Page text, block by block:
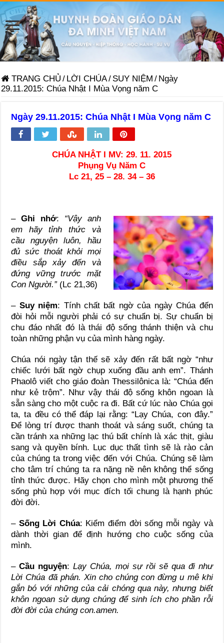
TRANG CHỦ / LỜI CHÚA/ SUY NIỆM / Ngày
29.11.2015: Chúa Nhật I Mùa Vọng năm C
Ngày 29.11.2015: Chúa Nhật I Mùa Vọng năm C
CHÚA NHẬT I MV: 29. 11. 2015
Phụng Vụ Năm C
Lc 21, 25 – 28. 34 – 36
–Ghi nhớ: “Vậy anh
em hãy tỉnh thức và
cầu nguyện luôn, hầu
đủ sức thoát khỏi mọi
điều sắp xảy đến và
đứng vững trước mặt
Con Người.”(Lc 21,36)
– Suy niệm: Tính chất bất ngờ của ngày Chúa đến
đòi hỏi mỗi người phải có sự chuẩn bị. Sự chuẩn bị
chu đáo nhất đó là thái độ sống thánh thiện và chu
toàn những phận vụ của mình hàng ngày.
Chúa nói ngày tận thế sẽ xảy đến rất bất ngờ “như
chiếc lưới bất ngờ chụp xuống đầu anh em”. Thánh
Phaolô viết cho giáo đoàn Thessilônica là: “Chúa đến
như kẻ trộm”. Như vậy thái độ sống khôn ngoan là
sẵn sàng cho một cuộc ra đi. Bất cứ lúc nào Chúa gọi
ta, ta đều có thể đáp lại rằng: “Lạy Chúa, con đây.”
Để lòng trí được thanh thoát và sáng suốt, chúng ta
cần tránh xa những lạc thú bất chính là xác thịt, giàu
sang và quyền bính. Lục dục thất tình sẽ là rào cản
của chúng ta trong việc đến với Chúa. Chúng sẽ làm
cho tâm trí chúng ta ra nặng nề nên không thể sống
tỉnh thức được. Hãy chọn cho mình một phương thế
sống phù hợp với mục đích tối chung là hạnh phúc
đời đời.
– Sống Lời Chúa: Kiểm điểm đời sống mỗi ngày và
dành thời gian để định hướng cho cuộc sống của
mình.
–Cầu nguyện:Lạy Chúa, mọi sự rồi sẽ qua đi như
Lời Chúa đã phán. Xin cho chúng con đừng u mê khi
gắn bó với những của cải chóng qua này, nhưng biết
khôn ngoan sử dụng chúng để sinh ích cho phần rỗi
đời đời của chúng con.amen.